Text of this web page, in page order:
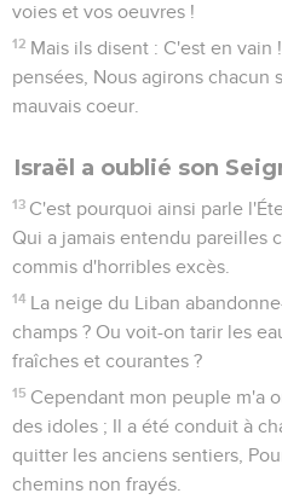
voies et vos oeuvres !
12 Mais ils disent : C'est en vain
pensées, Nous agirons chacun
mauvais coeur.
Israël a oublié son
13 C'est pourquoi ainsi parle
Qui a jamais entendu pareilles
commis d'horribles excès.
14 La neige du Liban
champs ? Ou voit-on tarir les
fraîches et courantes ?
15 Cependant mon peuple m'a
des idoles ; Il a été conduit à
quitter les anciens sentiers,
chemins non frayés.